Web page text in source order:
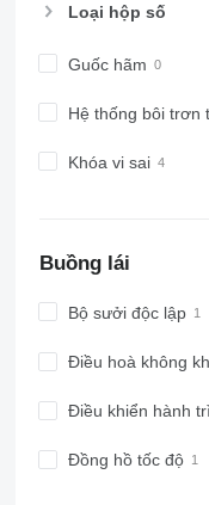
Loại hộp số
Guốc hãm
Hệ thống bôi trơn
Khóa vi sai
Buồng lái
Bộ sưởi độc lập
Điều hoà không
Điều khiển hành
Đồng hồ tốc độ